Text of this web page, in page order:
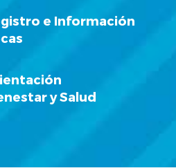
e Información
y Salud